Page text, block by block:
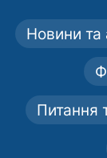
Новини та
Питання